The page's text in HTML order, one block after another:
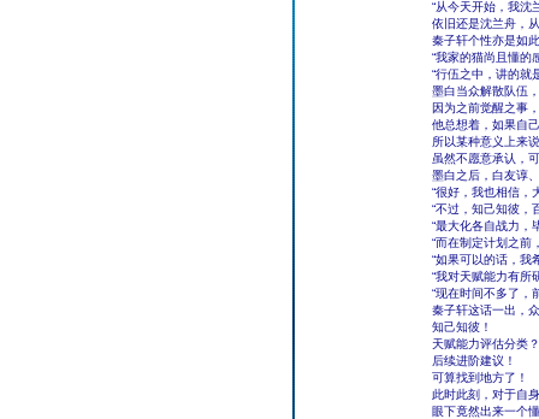
“从今天开始，我沈
依旧还是沈兰舟，
秦子轩个性亦是如
“我家的猫尚且懂的
“行伍之中，讲的就
墨白当众解散队伍
因为之前觉醒之事
他总想着，如果自
所以某种意义上来
虽然不愿意承认，
墨白之后，白友谆
“很好，我也相信，
“不过，知己知彼，
“最大化各自战力，
“而在制定计划之前
“如果可以的话，我
“我对天赋能力有所
“现在时间不多了，
秦子轩这话一出，
知己知彼！
天赋能力评估分类？
后续进阶建议！
可算找到地方了！
此时此刻，对于自
眼下竟然出来一个